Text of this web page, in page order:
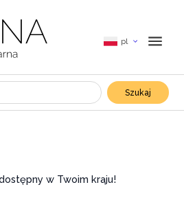
pl
Szukaj
w Twoim kraju!